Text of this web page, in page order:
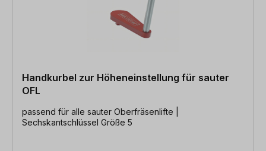
Handkurbel zur Höheneinstellung für sauter
OFL
passend für alle sauter Oberfräsenlifte |
Sechskantschlüssel Größe 5